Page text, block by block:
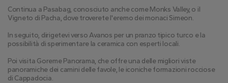
Continua a Pasabag, conosciuto anche come Monks Valley, o il
Vigneto di Pacha, dove troverete l'eremo dei monaci Simeon.
In seguito, dirigetevi verso Avanos per un pranzo tipico turco e la
possibilità di sperimentare la ceramica con esperti locali.
Poi visita Goreme Panorama, che offre una delle migliori viste
panoramiche dei camini delle favole, le iconiche formazioni rocciose
di Cappadocia.